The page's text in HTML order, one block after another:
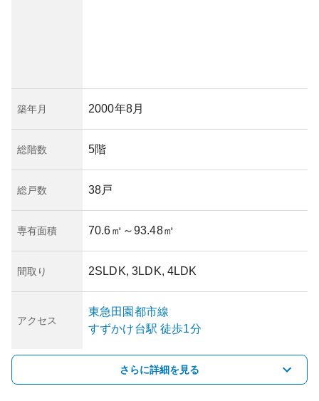
築年月 2000年8月
総階数 5階
総戸数 38戸
専有面積 70.6㎡ ～93.48㎡
間取り 2SLDK, 3LDK, 4LDK
アクセス
東急田園都市線
すずかけ台駅 徒歩1分
さらに詳細を見る